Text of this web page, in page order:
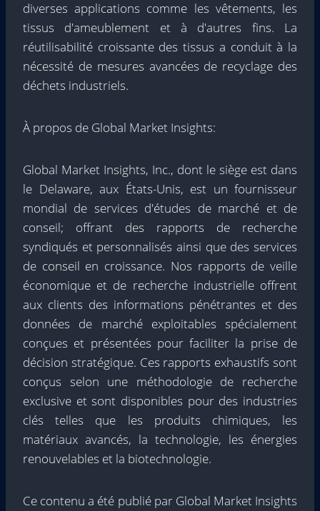
diverses applications comme les vêtements, les
tissus d'ameublement et à d'autres fins. La
réutilisabilité croissante des tissus a conduit à la
nécessité de mesures avancées de recyclage des
déchets industriels.
À propos de Global Market Insights:
Global Market Insights, Inc., dont le siège est dans
le Delaware, aux États-Unis, est un fournisseur
mondial de services d'études de marché et de
conseil; offrant des rapports de recherche
syndiqués et personnalisés ainsi que des services
de conseil en croissance. Nos rapports de veille
économique et de recherche industrielle offrent
aux clients des informations pénétrantes et des
données de marché exploitables spécialement
conçues et présentées pour faciliter la prise de
décision stratégique. Ces rapports exhaustifs sont
conçus selon une méthodologie de recherche
exclusive et sont disponibles pour des industries
clés telles que les produits chimiques, les
matériaux avancés, la technologie, les énergies
renouvelables et la biotechnologie.
Ce contenu a été publié par Global Market Insights